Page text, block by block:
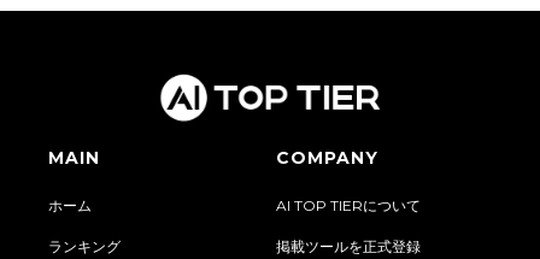
MAIN
ホーム
ランキング
COMPANY
AI TOP TIERについて
掲載ツールを正式登録